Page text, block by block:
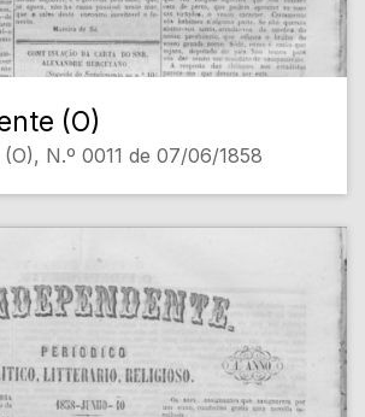
(O)
N.º 0011 de 07/06/1858